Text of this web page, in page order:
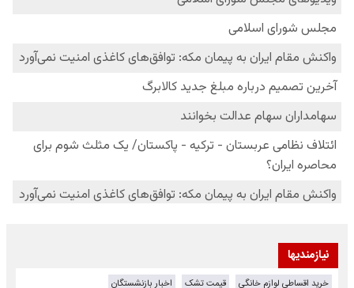
نیازمندیها
خرید اقساطی لوازم خانگی قیمت تشک
اخبار بازنشستگان